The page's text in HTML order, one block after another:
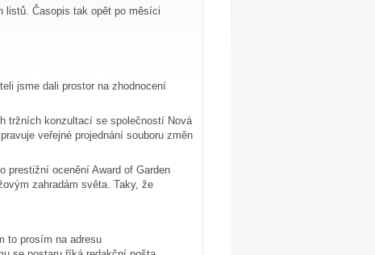
listů. Časopis tak opět po měsíci
jsme dali prostor na zhodnocení
tržních konzultací se společností Nová
veřejné projednání souboru změn
prestižní ocenění Award of Garden
zahradám světa. Taky, že
to prosím na adresu